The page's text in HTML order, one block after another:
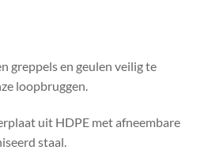
greppels en geulen veilig te
loopbruggen.
uit HDPE met afneembare
staal.